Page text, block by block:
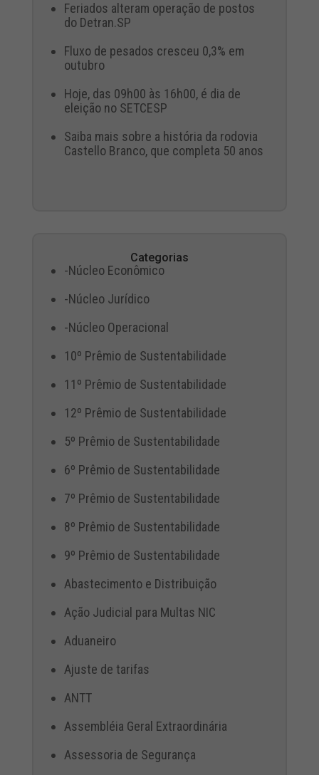
Feriados alteram operação de postos
do Detran.SP
Fluxo de pesados cresceu 0,3% em
outubro
Hoje, das 09h00 às 16h00, é dia de
eleição no SETCESP
Saiba mais sobre a história da rodovia
Castello Branco, que completa 50 anos
Categorias
-Núcleo Econômico
-Núcleo Jurídico
-Núcleo Operacional
10º Prêmio de Sustentabilidade
11º Prêmio de Sustentabilidade
12º Prêmio de Sustentabilidade
5º Prêmio de Sustentabilidade
6º Prêmio de Sustentabilidade
7º Prêmio de Sustentabilidade
8º Prêmio de Sustentabilidade
9º Prêmio de Sustentabilidade
Abastecimento e Distribuição
Ação Judicial para Multas NIC
Aduaneiro
Ajuste de tarifas
ANTT
Assembléia Geral Extraordinária
Assessoria de Segurança